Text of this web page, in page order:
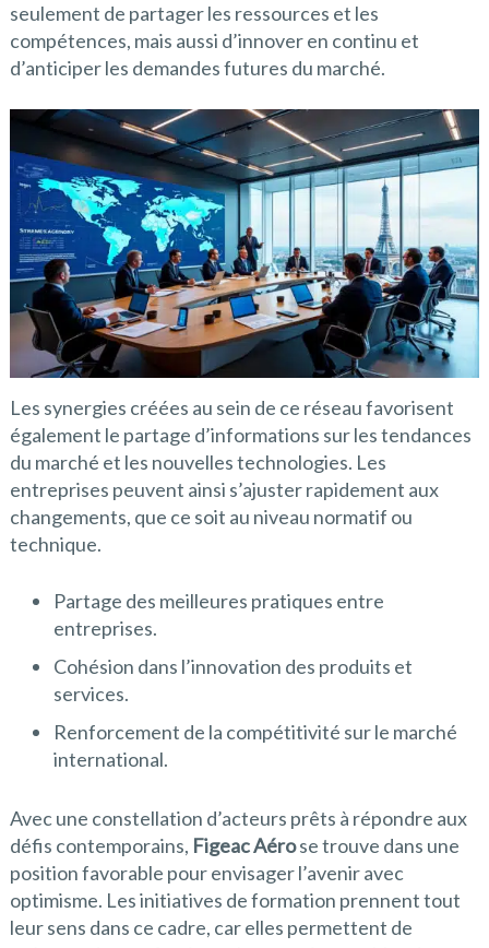
seulement de partager les ressources et les
compétences, mais aussi d’innover en continu et
d’anticiper les demandes futures du marché.
Les synergies créées au sein de ce réseau favorisent
également le partage d’informations sur les tendances
du marché et les nouvelles technologies. Les
entreprises peuvent ainsi s’ajuster rapidement aux
changements, que ce soit au niveau normatif ou
technique.
Partage des meilleures pratiques entre
entreprises.
Cohésion dans l’innovation des produits et
services.
Renforcement de la compétitivité sur le marché
international.
Avec une constellation d’acteurs prêts à répondre aux
défis contemporains, Figeac Aérose trouve dans une
position favorable pour envisager l’avenir avec
optimisme. Les initiatives de formation prennent tout
leur sens dans ce cadre, car elles permettent de